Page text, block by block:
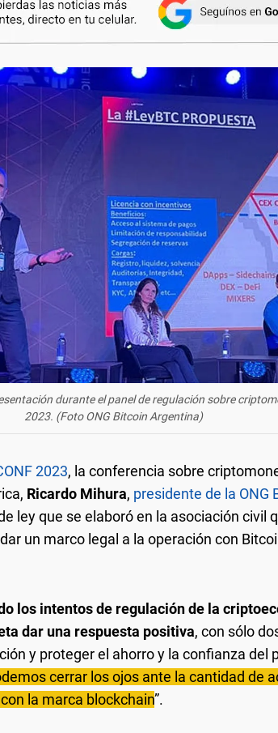
durante el panel de regulación sobre
2023. (Foto ONG Bitcoin Argentina)
2023, la conferencia sobre
Ricardo Mihura, presidente de la ONG
ley que se elaboró en la asociación civil
un marco legal a la operación con
los intentos de regulación de la
dar una respuesta positiva, con sólo
y proteger el ahorro y la confianza del
cerrar los ojos ante la cantidad de
la marca blockchain”.